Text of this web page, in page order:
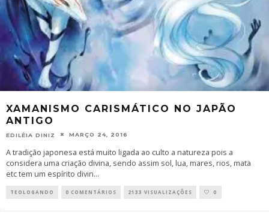
XAMANISMO CARISMÁTICO NO JAPÃO
ANTIGO
EDILÉIA DINIZ MARÇO 24, 2016
A tradição japonesa está muito ligada ao culto a natureza pois a
considera uma criação divina, sendo assim sol, lua, mares, rios, mata
etc tem um espírito divin...
TEOLOGANDO 0 COMENTÁRIOS 2133 VISUALIZAÇÕES 0